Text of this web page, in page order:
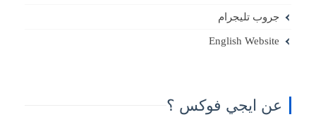
جروب تليجرام
English Website
عن ايجي فوكس ؟